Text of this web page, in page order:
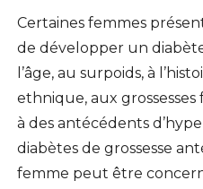
Certaines femmes
de développer un
l’âge, au surpoids, à
ethnique, aux
à des antécédents
diabètes de grossesse
femme peut être